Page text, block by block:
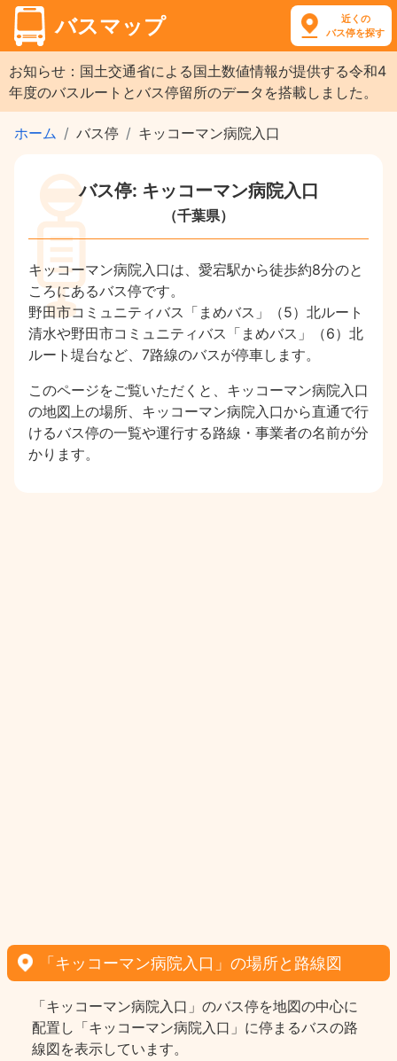
バスマップ
近くの
バス停を探す
お知らせ：国土交通省による国土数値情報が提供する令和4
年度のバスルートとバス停留所のデータを搭載しました。
ホーム バス停 キッコーマン病院入口
バス停: キッコーマン病院入口
（千葉県）
キッコーマン病院入口は、愛宕駅から徒歩約8分のと
ころにあるバス停です。
野田市コミュニティバス「まめバス」（5）北ルート
清水や野田市コミュニティバス「まめバス」（6）北
ルート堤台など、7路線のバスが停車します。
このページをご覧いただくと、キッコーマン病院入口
の地図上の場所、キッコーマン病院入口から直通で行
けるバス停の一覧や運行する路線・事業者の名前が分
かります。
「キッコーマン病院入口」の場所と路線図
「キッコーマン病院入口」のバス停を地図の中心に
配置し「キッコーマン病院入口」に停まるバスの路
線図を表示しています。